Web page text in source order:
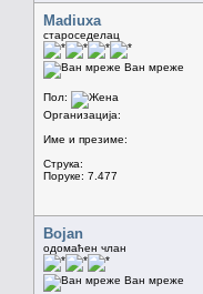
Madiuxa
староседелац
Ван мреже
Пол:
Организација:
Име и презиме:
Струка:
Поруке: 7.477
Bojan
одомаћен члан
Ван мреже